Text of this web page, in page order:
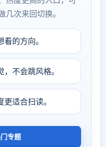
几次来回切换。
的方向。
不会跳风格。
适合扫读。
专题